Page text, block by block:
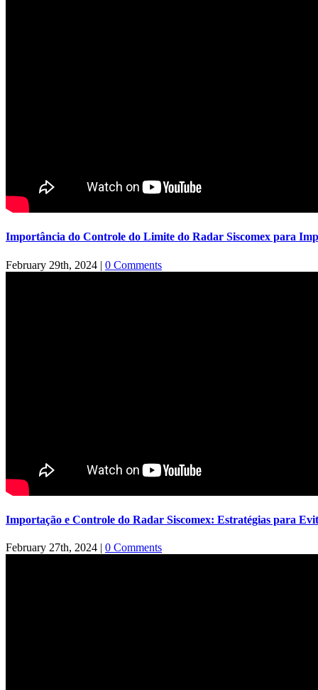
Importância do Controle do Limite do Radar Siscomex para
February 29th, 2024 | 0 Comments
Importação e Controle do Radar Siscomex: Estratégias para
February 27th, 2024 | 0 Comments